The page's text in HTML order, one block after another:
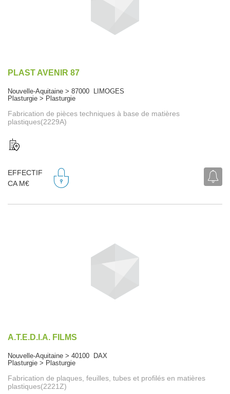
PLAST AVENIR 87
Nouvelle-Aquitaine > 87000 LIMOGES
Plasturgie > Plasturgie
Fabrication de pièces techniques à base de matières
plastiques(2229A)
EFFECTIF
CA M€
A.T.E.D.I.A. FILMS
Nouvelle-Aquitaine > 40100 DAX
Plasturgie > Plasturgie
Fabrication de plaques, feuilles, tubes et profilés en matières
plastiques(2221Z)